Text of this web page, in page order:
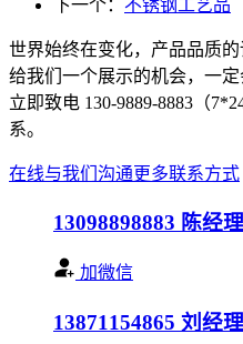
下一个： 不锈钢工艺品
世界始终在变化，产品品质的
给我们一个展示的机会，一定
立即致电 130-9889-8883（
系。
在线与我们沟通更多联系方式
13098898883 陈经理
加微信
13871154865 刘经理